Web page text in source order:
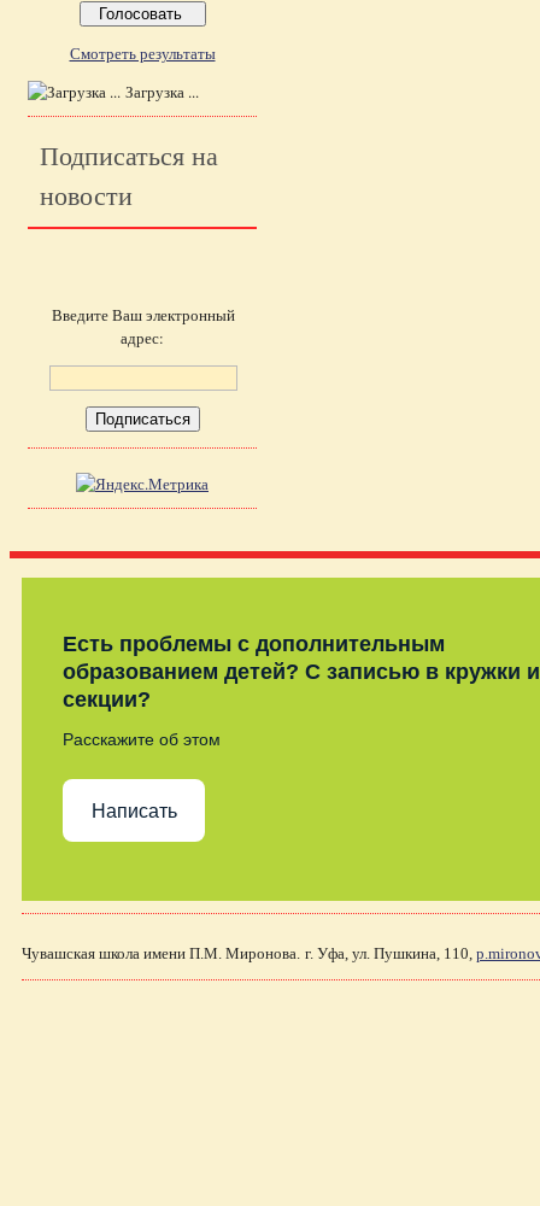
Смотреть результаты
Загрузка ...
Подписаться на
новости
Введите Ваш электронный
адрес:
Есть проблемы с дополнительным
образованием детей? С записью в кружки и
секции?
Расскажите об этом
Написать
Чувашская школа имени П.М. Миронова. г. Уфа, ул. Пушкина, 110,